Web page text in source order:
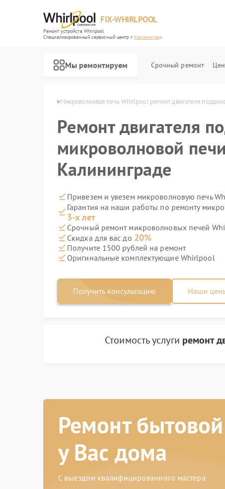
FIX-WHIRLPOOL
Ремонт устройств Whirlpool
Специализированный cервисный центр г. Калининград
Мы ремонтируем Срочный ремонт
Микроволновая печь Whirlpool ремонт двигателя
Ремонт двигателя
микроволновой
Калининграде
Привезем и увезем микроволновую печь
Гарантия на наши работы по ремонту
3-х лет
Срочный ремонт микроволновых печей
Скидка для вас до 20%
Получите 1500 рублей на ремонт
Оригинальные комплектующие Whirlpool
Получить консультацию Наши
Стоимость услуги ремонт
Ремонт
у Вас дома
С выездом квалифицированного мастера